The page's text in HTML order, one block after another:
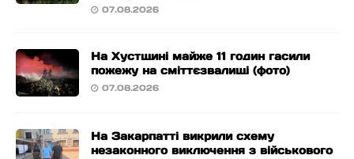
07.08.2026
На Хустщині майже 11 годин гасили
пожежу на сміттєзвалищі (фото)
07.08.2026
На Закарпатті викрили схему
незаконного виключення з військового